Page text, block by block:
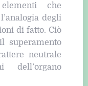
che
degli
di fatto. Ciò
superamento
neutrale
dell’organo